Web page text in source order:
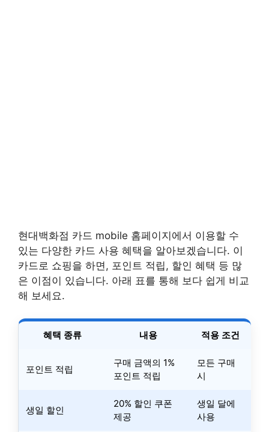
현대백화점 카드 mobile 홈페이지에서 이용할 수
있는 다양한 카드 사용 혜택을 알아보겠습니다. 이
카드로 쇼핑을 하면, 포인트 적립, 할인 혜택 등 많
은 이점이 있습니다. 아래 표를 통해 보다 쉽게 비교
해 보세요.
혜택 종류 내용 적용 조건
포인트 적립
구매 금액의 1%
포인트 적립
모든 구매
시
생일 할인
20% 할인 쿠폰
제공
생일 달에
사용